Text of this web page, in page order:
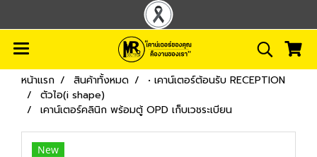
หน้าแรก สินค้าทั้งหมด
• เคาน์เตอร์ต้อนรับ RECEPTION
ตัวไอ(i shape)
เคาน์เตอร์คลินิก พร้อมตู้ OPD เก็บเวชระเบียน
New